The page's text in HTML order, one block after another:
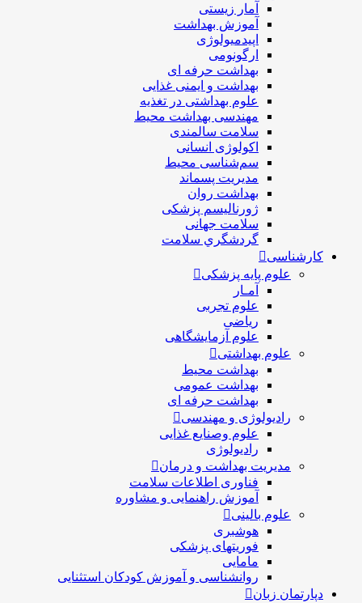
آمار زیستی
آموزش بهداشت
اپیدمیولوژی
ارگونومی
بهداشت حرفه ای
بهداشت و ایمنی غذایی
علوم بهداشتی در تغذیه
مهندسی بهداشت محيط
سلامت سالمندی
اکولوژی انسانی
سم‌شناسی محیط
مدیریت پسماند
بهداشت روان
ژورنالیسم پزشکی
سلامت جهانی
گردشگري سلامت
کارشناسی
علوم پایه پزشکی
آمـار
علوم تجربی
ریاضی
علوم آزمایشگاهی
علوم بهداشتی
بهداشت محیط
بهداشت عمومی
بهداشت حرفه ای
رادیولوژی و مهندسی
علوم وصنایع غذایی
رادیولوژی
مدیریت بهداشت و درمان
فناوری اطلاعات سلامت
آموزش راهنمایی و مشاوره
علوم بالینی
هوشبری
فوریتهای پزشکی
مامایی
روانشناسی و آموزش کودکان استثنایی
دپارتمان زبان